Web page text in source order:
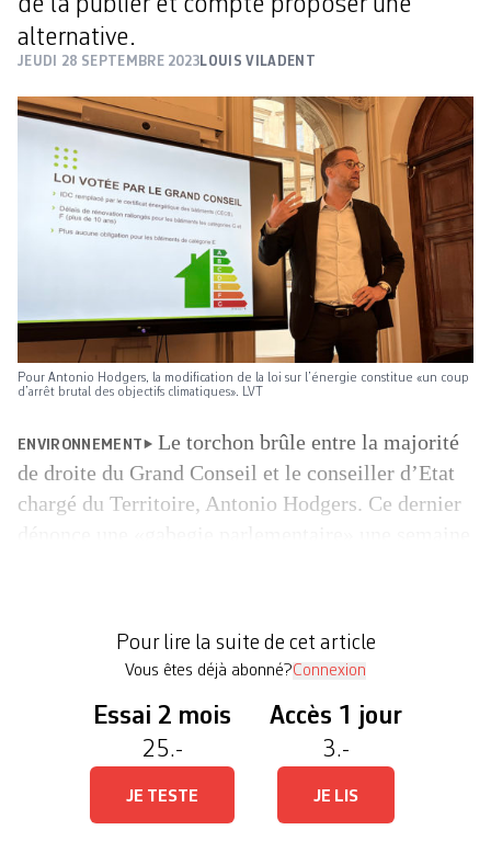
de la publier et compte proposer une
alternative.
JEUDI 28 SEPTEMBRE 2023LOUIS VILADENT
Pour Antonio Hodgers, la modification de la loi sur l’énergie constitue «un coup
d’arrêt brutal des objectifs climatiques». LVT
ENVIRONNEMENT
Le torchon brûle entre la majorité
de droite du Grand Conseil et le conseiller d’Etat
chargé du Territoire, Antonio Hodgers. Ce dernier
problèmes sur […]
Pour lire la suite de cet article
Vous êtes déjà abonné?Connexion
Essai 2 mois
25.-
JE TESTE
Accès 1 jour
3.-
JE LIS